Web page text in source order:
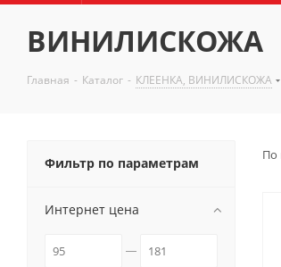
ВИНИЛИСКОЖА
Главная - Каталог - КЛЕЕНКА, ВИНИЛИСКОЖА
По
Фильтр по параметрам
Интернет цена